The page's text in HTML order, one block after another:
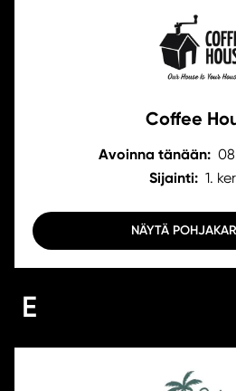
Coffee
Avoinna tänään:
Sijainti: 1.
NÄYTÄ
E